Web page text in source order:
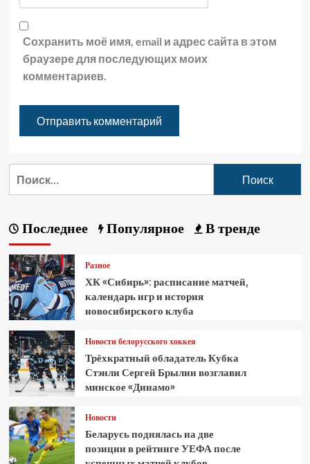
Сохранить моё имя, email и адрес сайта в этом
браузере для последующих моих
комментариев.
Последнее Популярное В тренде
Разное
ХК «Сибирь»: расписание матчей,
календарь игр и история
новосибирского клуба
Новости белорусского хоккея
Трёхкратный обладатель Кубка
Стэнли Сергей Брылин возглавил
минское «Динамо»
Новости
Беларусь поднялась на две
позиции в рейтинге УЕФА после